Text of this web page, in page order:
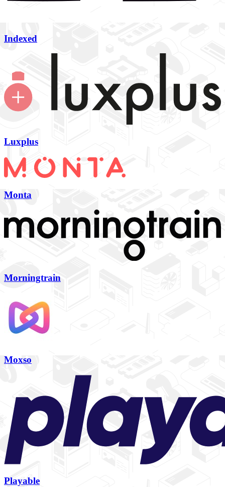
Indexed
Luxplus
Monta
Morningtrain
Moxso
Playable